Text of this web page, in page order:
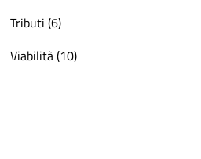
Tributi (6)
Viabilità (10)